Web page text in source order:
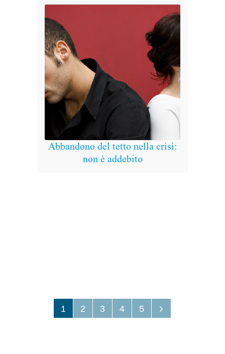
Abbandono del tetto nella crisi:
non è addebito
1 2 3 4 5